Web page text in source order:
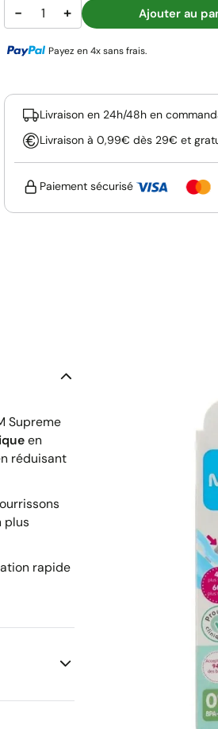
− + Ajouter au
Payez en 4x sans frais.
Livraison en 24h/48h en
Livraison à 0,99€ dès 29€ et
Paiement sécurisé
Supreme
en
réduisant
plus
rapide